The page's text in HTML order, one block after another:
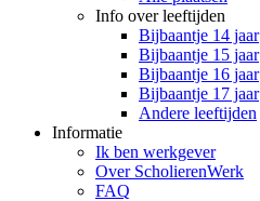
Info over leeftijden
Bijbaantje 14 jaar
Bijbaantje 15 jaar
Bijbaantje 16 jaar
Bijbaantje 17 jaar
Andere leeftijden
Informatie
Ik ben werkgever
Over ScholierenWerk
FAQ